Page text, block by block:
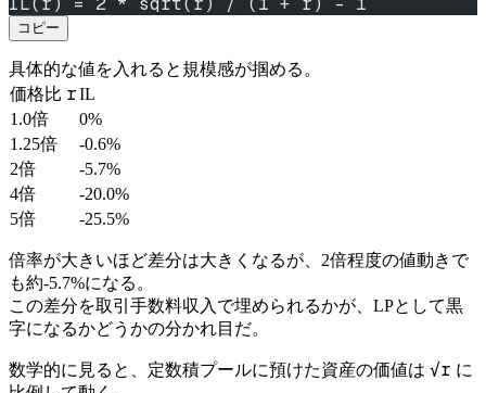
コピー
具体的な値を入れると規模感が掴める。
価格比 rIL
1.0倍
0%
1.25倍
-0.6%
2倍
-5.7%
4倍
-20.0%
5倍
-25.5%
倍率が大きいほど差分は大きくなるが、2倍程度の値動きで
も約-5.7%になる。
この差分を取引手数料収入で埋められるかが、LPとして黒
字になるかどうかの分かれ目だ。
数学的に見ると、定数積プールに預けた資産の価値は √r に